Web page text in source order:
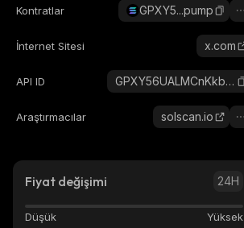
Kontratlar GPXY5...pump
İnternet Sitesi x.com
API ID GPXY56UALMCnKkbPnWKRdEeG6DWvbFafySsG48MRpump_solana
Araştırmacılar solscan.io
Fiyat değişimi 24H
Düşük Yüksek